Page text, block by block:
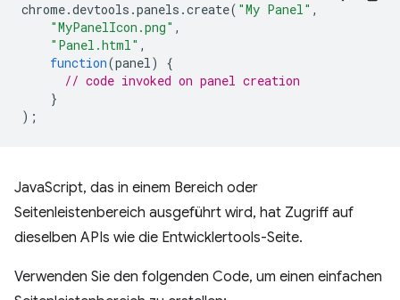
chrome.devtools .panels .create( "My Panel" ,
"MyPanelIcon.png" ,
"Panel.html" ,
function(panel)
{
// code invoked on panel creation
}
);
JavaScript, das in einem Bereich oder
Seitenleistenbereich ausgeführt wird, hat Zugriff auf
dieselben APIs wie die Entwicklertools-Seite.
Verwenden Sie den folgenden Code, um einen einfachen